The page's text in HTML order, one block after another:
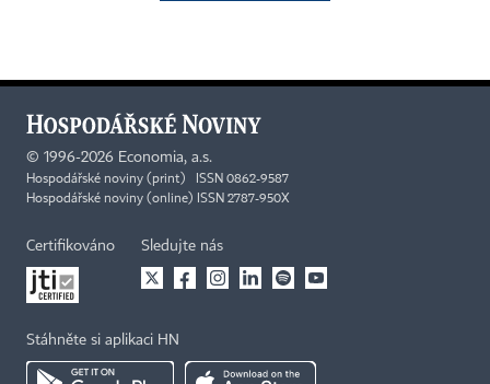
© 1996-2026 Economia, a.s.
Hospodářské noviny (print) ISSN 0862-9587
Hospodářské noviny (online) ISSN 2787-950X
Certifikováno Sledujte nás
Stáhněte si aplikaci HN